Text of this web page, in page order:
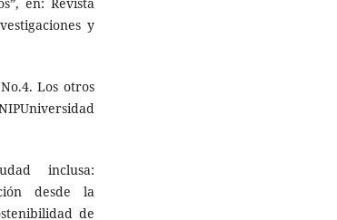
en: Revista
y
Los otros
inclusa:
desde la
de